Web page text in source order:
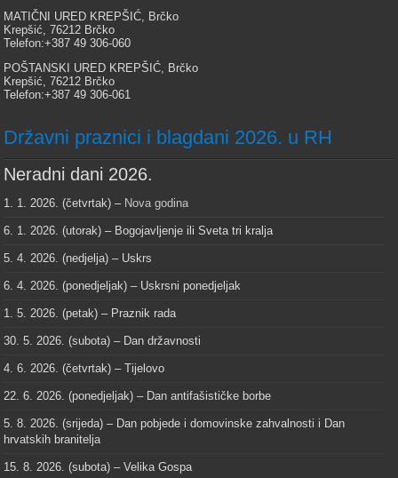
MATIČNI URED KREPŠIĆ, Brčko
Krepšić, 76212 Brčko
Telefon:+387 49 306-060
POŠTANSKI URED KREPŠIĆ, Brčko
Krepšić, 76212 Brčko
Telefon:+387 49 306-061
Državni praznici i blagdani 2026. u RH
Neradni dani 2026.
1. 1. 2026. (četvrtak) – Nova godina
6. 1. 2026. (utorak) – Bogojavljenje ili Sveta tri kralja
5. 4. 2026. (nedjelja) – Uskrs
6. 4. 2026. (ponedjeljak) – Uskrsni ponedjeljak
1. 5. 2026. (petak) – Praznik rada
30. 5. 2026. (subota) – Dan državnosti
4. 6. 2026. (četvrtak) – Tijelovo
22. 6. 2026. (ponedjeljak) – Dan antifašističke borbe
5. 8. 2026. (srijeda) – Dan pobjede i domovinske zahvalnosti i Dan
hrvatskih branitelja
15. 8. 2026. (subota) – Velika Gospa